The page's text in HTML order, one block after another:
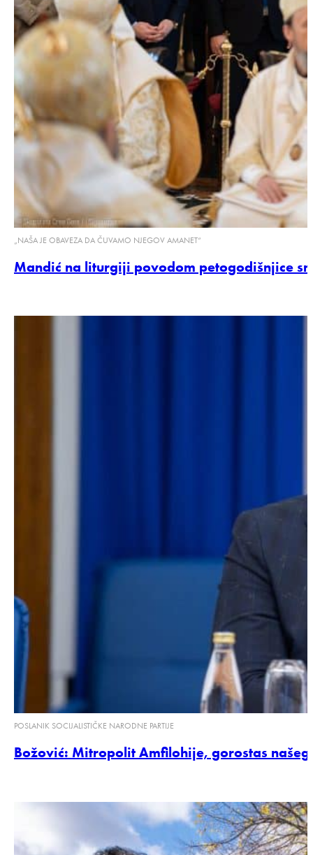
„NAŠA JE OBAVEZA DA ČUVAMO NJEGOV AMANET“
Mandić na liturgiji povodom petogodišnjice
POSLANIK SOCIJALISTIČKE NARODNE PARTIJE
Božović: Mitropolit Amfilohije, gorostas našeg